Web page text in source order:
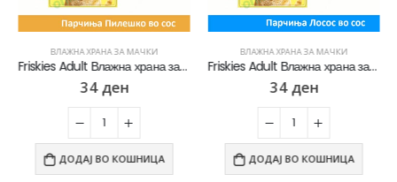
ВЛАЖНА ХРАНА ЗА МАЧКИ
Friskies Adult Влажна храна за Возрасни мачки со Пилешко во сос [Кесичка 85]
34ден
ДОДАЈ ВО КОШНИЦА
ВЛАЖНА ХРАНА ЗА МАЧКИ
Friskies Adult Влажна храна за Возрасни мачки со Лосос во сос [Кесичка 85]
34ден
ДОДАЈ ВО КОШНИЦА